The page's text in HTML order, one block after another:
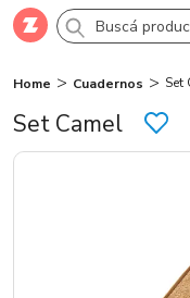
Comprar
Categorías
Set Camel
Home Cuadernos Set